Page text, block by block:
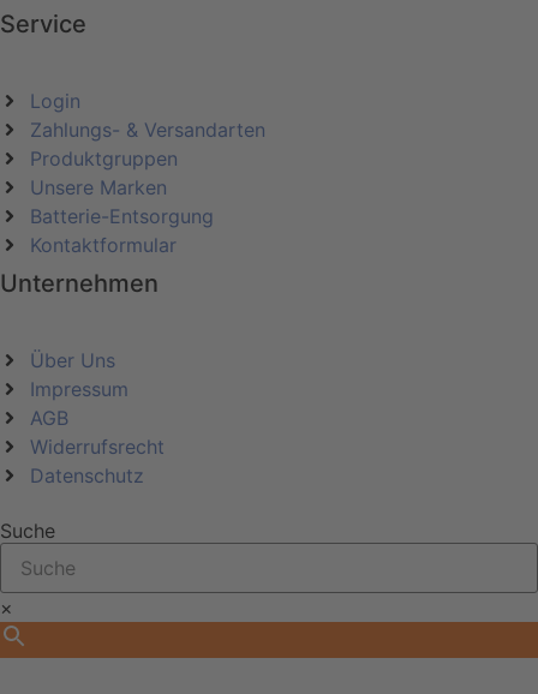
Service
Login
Zahlungs- & Versandarten
Produktgruppen
Unsere Marken
Batterie-Entsorgung
Kontaktformular
Unternehmen
Über Uns
Impressum
AGB
Widerrufsrecht
Datenschutz
Suche
×